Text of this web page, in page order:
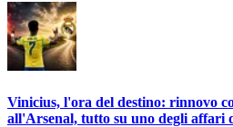
Vinicius, l'ora del destino: rinnovo
all'Arsenal, tutto su uno degli affari